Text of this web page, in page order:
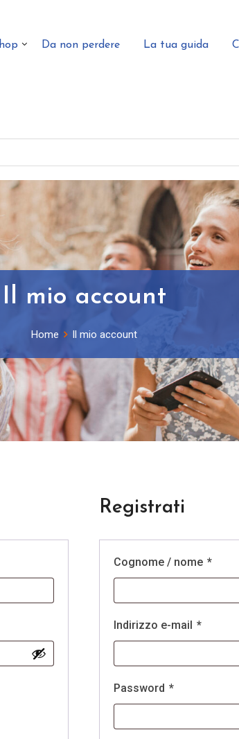
Da non perdere La tua guida
Il mio account
Home Il mio account
Registrati
Cognome / nome *
Indirizzo e-mail *
Password *